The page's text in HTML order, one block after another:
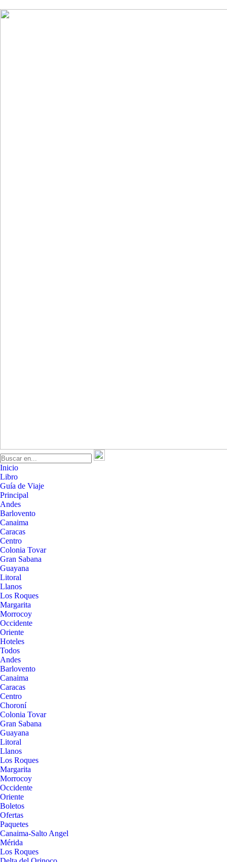
Inicio
Libro
Guía de Viaje
Principal
Andes
Barlovento
Canaima
Caracas
Centro
Colonia Tovar
Gran Sabana
Guayana
Litoral
Llanos
Los Roques
Margarita
Morrocoy
Occidente
Oriente
Hoteles
Todos
Andes
Barlovento
Canaima
Caracas
Centro
Choroní
Colonia Tovar
Gran Sabana
Guayana
Litoral
Llanos
Los Roques
Margarita
Morrocoy
Occidente
Oriente
Boletos
Ofertas
Paquetes
Canaima-Salto Angel
Mérida
Los Roques